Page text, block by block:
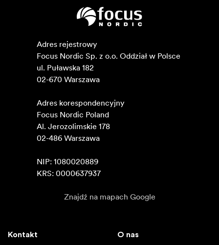
Adres rejestrowy
Focus Nordic Sp. z o.o. Oddział w Polsce
ul. Puławska 182
02-670 Warszawa
Adres korespondencyjny
Focus Nordic Poland
Al. Jerozolimskie 178
02-486 Warszawa
NIP: 1080020889
KRS: 0000637937
Znajdź na mapach Google
Kontakt O nas